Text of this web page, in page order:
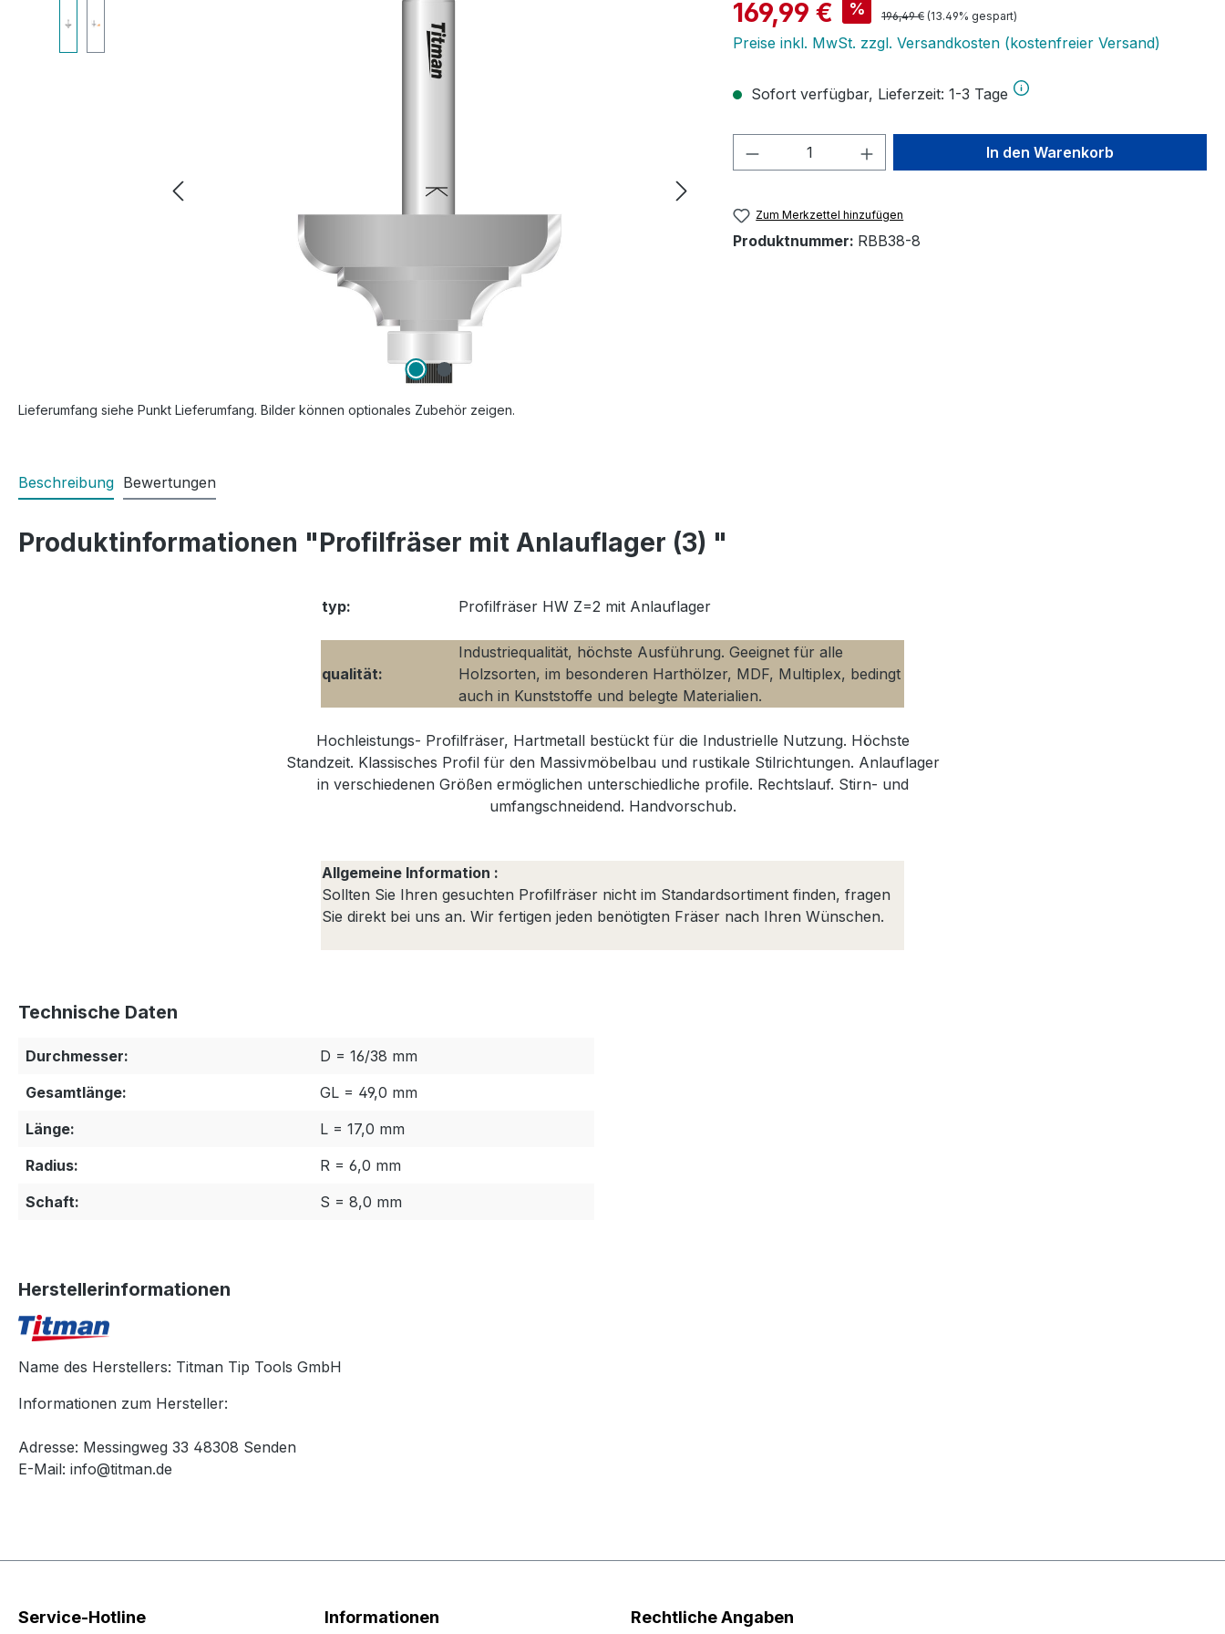
Lieferumfang siehe Punkt Lieferumfang. Bilder können optionales Zubehör zeigen.
Verkaufspreis:
169,99 € % Regulärer Preis:
196,49 € (13.49% gespart)
Preise inkl. MwSt. zzgl. Versandkosten (kostenfreier Versand)
Sofort verfügbar, Lieferzeit: 1-3 Tage
Produkt Anzahl: Gib den gewünschten Wert
In den Warenkorb
Zum Merkzettel hinzufügen
Produktnummer: RBB38-8
Beschreibung Bewertungen
Produktinformationen "Profilfräser mit Anlauflager (3) "
typ: Profilfräser HW Z=2 mit Anlauflager
qualität:
Industriequalität, höchste Ausführung. Geeignet für alle
Holzsorten, im besonderen Harthölzer, MDF, Multiplex, bedingt
auch in Kunststoffe und belegte Materialien.
Hochleistungs- Profilfräser, Hartmetall bestückt für die Industrielle Nutzung. Höchste
Standzeit. Klassisches Profil für den Massivmöbelbau und rustikale Stilrichtungen. Anlauflager
in verschiedenen Größen ermöglichen unterschiedliche profile. Rechtslauf. Stirn- und
umfangschneidend. Handvorschub.
Allgemeine Information :
Sollten Sie Ihren gesuchten Profilfräser nicht im Standardsortiment finden, fragen
Sie direkt bei uns an. Wir fertigen jeden benötigten Fräser nach Ihren Wünschen.
Technische Daten
Durchmesser:
D = 16/38 mm
Gesamtlänge:
GL = 49,0 mm
Länge:
L = 17,0 mm
Radius:
R = 6,0 mm
Schaft:
S = 8,0 mm
Herstellerinformationen
Name des Herstellers: Titman Tip Tools GmbH
Informationen zum Hersteller:
Adresse: Messingweg 33 48308 Senden
E-Mail: info@titman.de
Service-Hotline Informationen Rechtliche Angaben